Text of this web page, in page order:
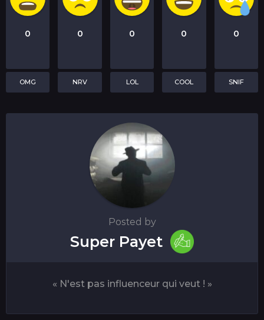
0
OMG
0
NRV
0
LOL
0
COOL
0
SNIF
Posted by
Super Payet
« N'est pas influenceur qui veut ! »